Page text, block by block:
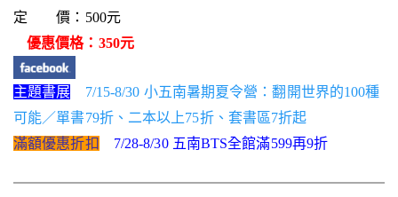
定 價：500元
優惠價格：350元
主題書展
7/15-8/30 小五南暑期夏令營：翻開世界的100種
可能／單書79折、二本以上75折、套書區7折起
滿額優惠折扣
7/28-8/30 五南BTS全館滿599再9折